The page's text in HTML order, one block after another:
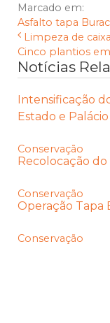
Marcado em:
Asfalto tapa
Limpeza de
Cinco plantios
Notícias
Intensificação
Estado e Palácio
Conservação
Recolocação
Conservação
Operação Tapa
Conservação